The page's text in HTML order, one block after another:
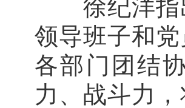
徐纪洋指
领导班子和
各部门团结
力、战斗力